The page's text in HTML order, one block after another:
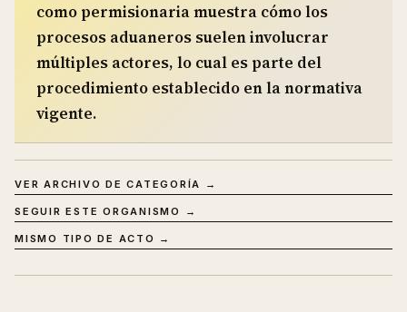
como permisionaria muestra cómo los
procesos aduaneros suelen involucrar
múltiples actores, lo cual es parte del
procedimiento establecido en la normativa
vigente.
VER ARCHIVO DE CATEGORÍA →
SEGUIR ESTE ORGANISMO →
MISMO TIPO DE ACTO →